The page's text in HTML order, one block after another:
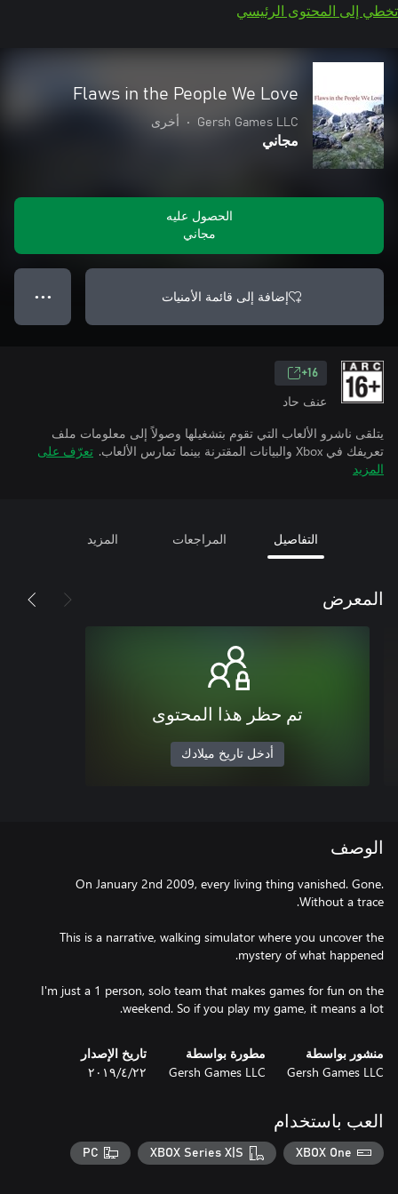
تخطي إلى المحتوى الرئيسي
Flaws in the People We Love
Gersh Games LLC
• أخرى
مجاني
الحصول عليه
مجاني
إضافة إلى قائمة الأمنيات ● ● ●
16+
عنف حاد
يتلقى ناشرو الألعاب التي تقوم بتشغيلها وصولاً إلى معلومات ملف
تعريفك في Xbox والبيانات المقترنة بينما تمارس الألعاب.
تعرّف على
المزيد
التفاصيل المراجعات المزيد
المعرض
تم حظر هذا المحتوى
أدخل تاريخ ميلادك
الوصف
On January 2nd 2009, every living thing vanished. Gone.
This is a narrative, walking simulator where you uncover the
I'm just a 1 person, solo team that makes games for fun on the
weekend. So if you play my game, it means a lot.
منشور بواسطة
Gersh Games LLC
مطورة بواسطة
Gersh Games LLC
تاريخ الإصدار
٢٢‏/٤‏/٢٠١٩
العب باستخدام
XBOX One
XBOX Series X|S
PC